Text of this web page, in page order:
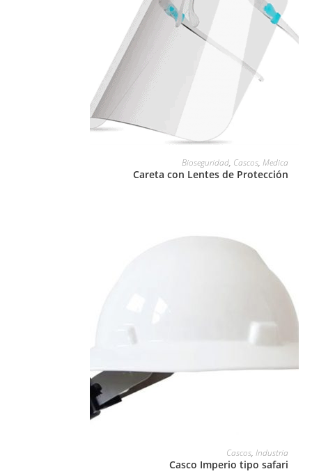
Bioseguridad, Cascos,Medica
Careta con Lentes de Protección
Cascos,Industria
Casco Imperio tipo safari